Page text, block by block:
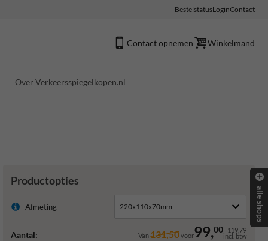
BestelstatusLoginContact
Contact opnemen Winkelmand
Over Verkeersspiegelkopen.nl
Productopties
Afmeting
Aantal: Van131,50voor99,00 119,79
incl. btw
alle shops